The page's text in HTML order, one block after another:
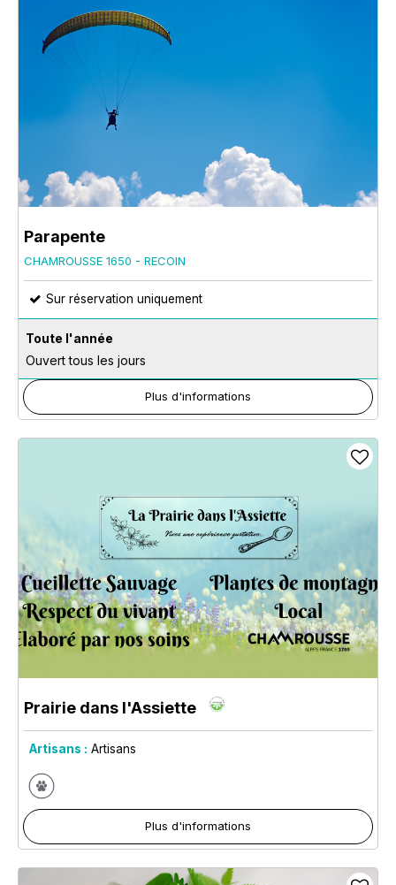
Parapente
CHAMROUSSE 1650 - RECOIN
Sur réservation uniquement
Toute l'année
Ouvert tous les jours
Plus d'informations
Prairie dans l'Assiette
Artisans : Artisans
Plus d'informations